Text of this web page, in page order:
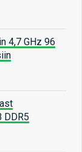
4,7 GHz 96
DDR5